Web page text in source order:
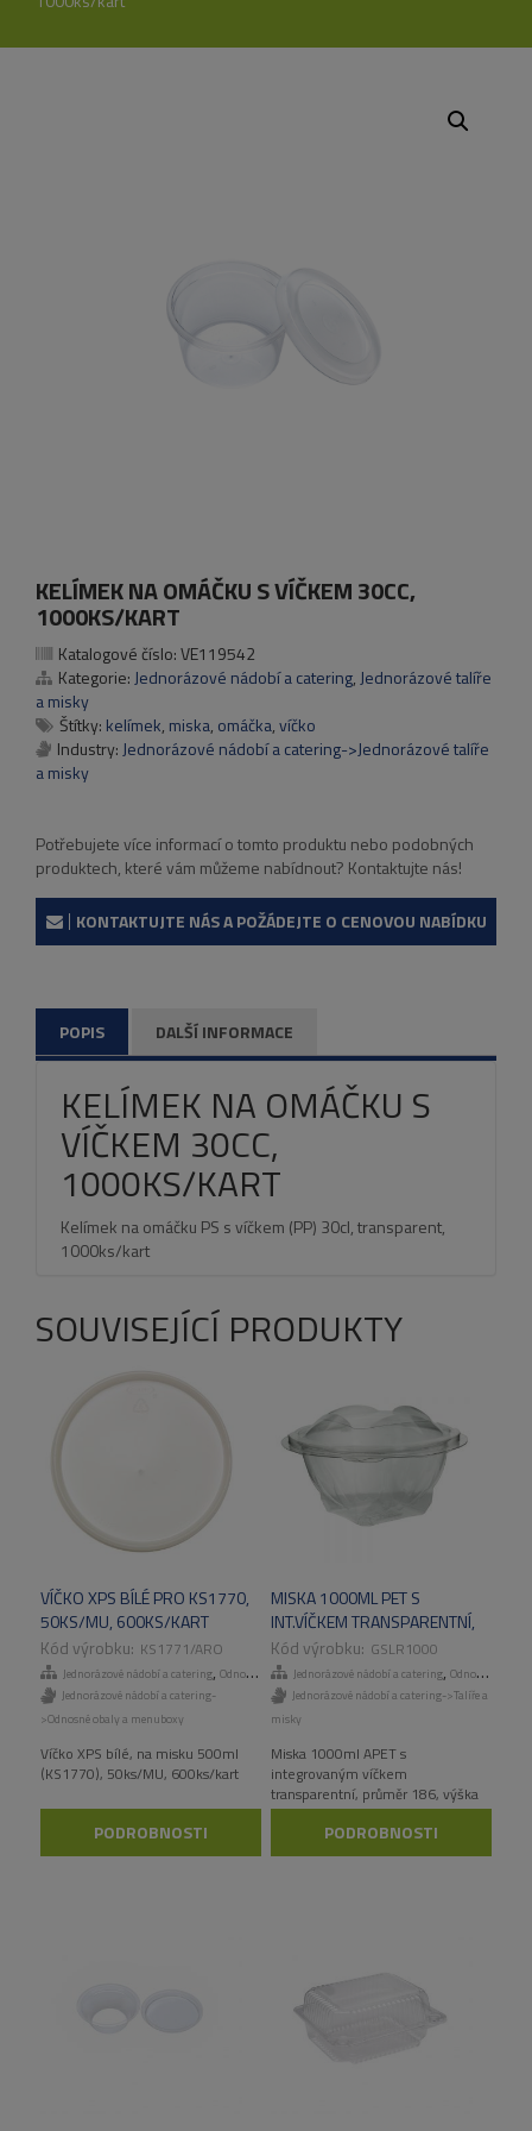
KELÍMEK NA OMÁČKU S VÍČKEM 30CC,
1000KS/KART
Katalogové číslo:VE119542
Kategorie: Jednorázové nádobí a catering, Jednorázové talíře
a misky
Štítky: kelímek, miska, omáčka,víčko
Industry: Jednorázové nádobí a catering->Jednorázové talíře
a misky
Potřebujete více informací o tomto produktu nebo podobných
produktech, které vám můžeme nabídnout? Kontaktujte nás!
KONTAKTUJTE NÁS A POŽÁDEJTE O CENOVOU NABÍDKU
POPIS DALŠÍ INFORMACE
KELÍMEK NA OMÁČKU S
VÍČKEM 30CC,
1000KS/KART
Kelímek na omáčku PS s víčkem (PP) 30cl, transparent,
1000ks/kart
SOUVISEJÍCÍ PRODUKTY
VÍČKO XPS BÍLÉ PRO KS1770,
50KS/MU, 600KS/KART
KS1771/ARO
Jednorázové nádobí a catering, Odnosné obaly a menuboxy
Jednorázové nádobí a catering-
>Odnosné obaly a menuboxy
Víčko XPS bílé, na misku 500ml
(KS1770), 50ks/MU, 600ks/kart
PODROBNOSTI
MISKA 1000ML PET S
INT.VÍČKEM TRANSPARENTNÍ,
240KS/KART GSLR1000
Jednorázové nádobí a catering, Odnosné obaly a menuboxy
Jednorázové nádobí a catering->Talíře a
misky
Miska 1000ml APET s
integrovaným víčkem
transparentní, průměr 186, výška
102mm, 240ks/kart
PODROBNOSTI